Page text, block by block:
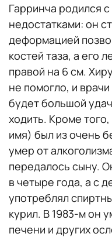
Гарринча родился
недостатками: он
деформацией
костей таза, а его
правой на 6 см.
не помогло, и
будет большой
ходить. Кроме
имя) был из очень
умер от
передалось сыну.
в четыре года, а с
употреблял
курил. В 1983-м он
печени и других